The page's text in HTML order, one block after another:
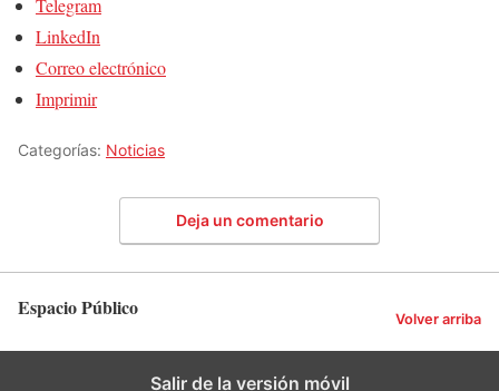
Telegram
LinkedIn
Correo electrónico
Imprimir
Categorías: Noticias
Deja un comentario
Espacio Público Volver arriba
Salir de la versión móvil